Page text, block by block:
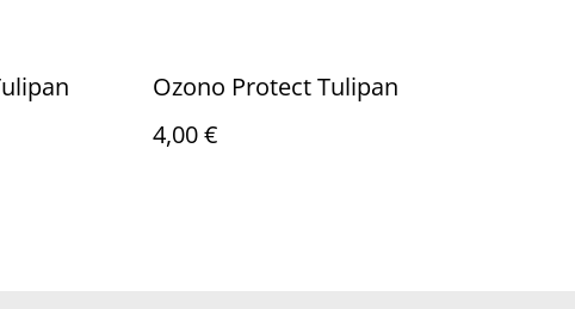
Ozono Protect Tulipan
4,00 €